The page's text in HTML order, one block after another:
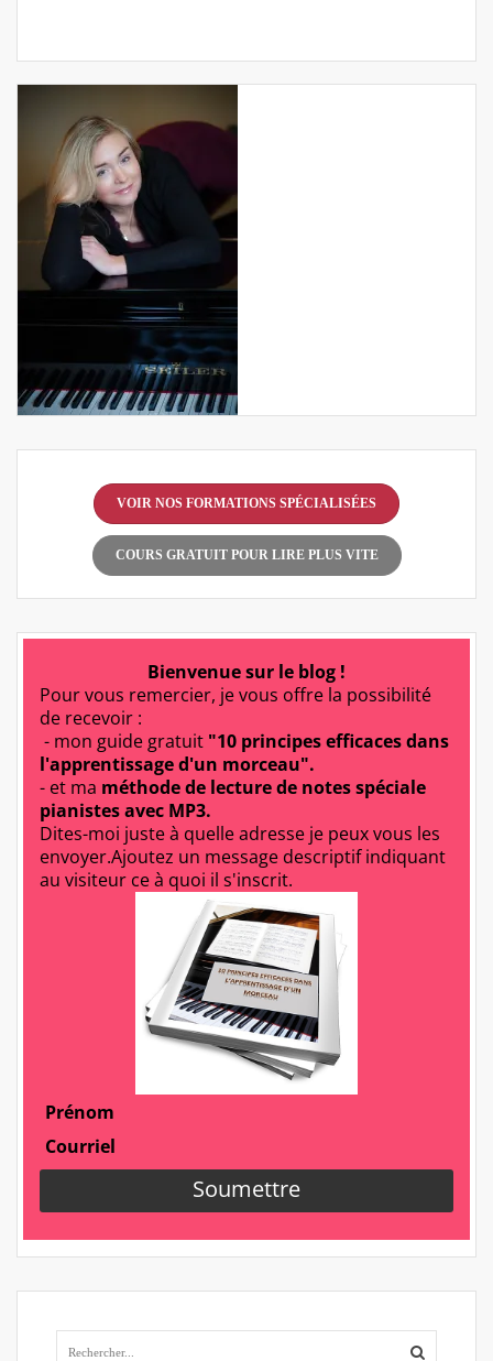
VOIR NOS FORMATIONS SPÉCIALISÉES
COURS GRATUIT POUR LIRE PLUS VITE